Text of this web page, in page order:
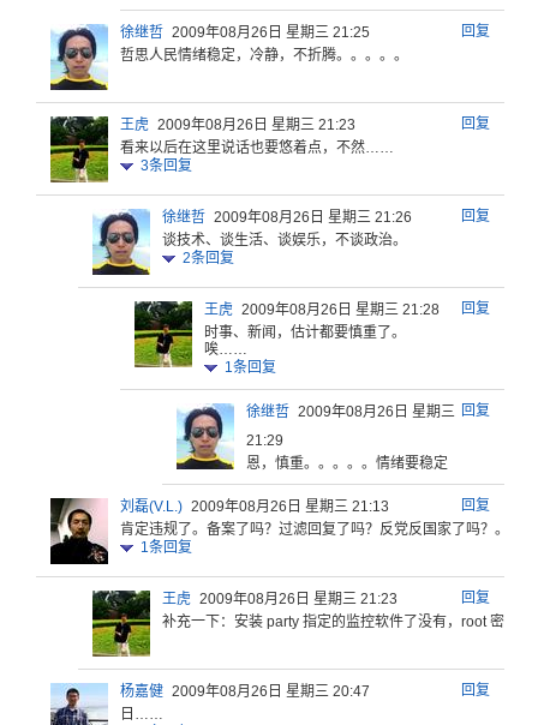
回复
徐继哲 2009年08月26日 星期三 21:25
哲思人民情绪稳定，冷静，不折腾。。。。。
回复
王虎 2009年08月26日 星期三 21:23
看来以后在这里说话也要悠着点，不然……
3条回复
回复
徐继哲 2009年08月26日 星期三 21:26
谈技术、谈生活、谈娱乐，不谈政治。
2条回复
回复
王虎 2009年08月26日 星期三 21:28
时事、新闻，估计都要慎重了。
唉……
1条回复
回复
徐继哲 2009年08月26日 星期三
21:29
恩，慎重。。。。。情绪要稳定
回复
刘磊(V.L.) 2009年08月26日 星期三 21:13
肯定违规了。备案了吗？过滤回复 了吗？反党反国家了吗？。。。
1条回复
回复
王虎 2009年08月26日 星期三 21:23
补充一下：安装 party 指定的监控软件了没有，root 密码上
回复
杨嘉健 2009年08月26日 星期三 20:47
日……